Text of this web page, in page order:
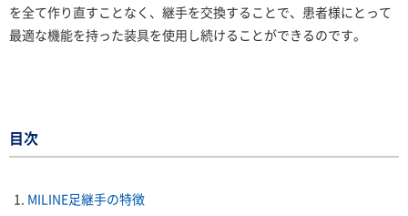
を全て作り直すことなく、継手を交換することで、患者様にとって
最適な機能を持った装具を使用し続けることができるのです。
目次
MILINE足継手の特徴